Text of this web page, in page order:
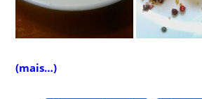
(mais…)